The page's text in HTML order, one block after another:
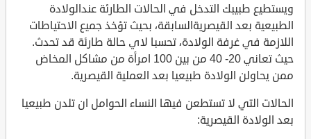
ويستطيع طبيبك التدخل في الحالات الطارئة عندالولادة
الطبيعية بعد القيصريةالسابقة، بحيث تؤخذ جميع الاحتياطات
اللازمة في غرفة الولادة، تحسبا لاي حالة طارئة قد تحدث.
حيث تعاني 20- 40 من بين 100 امرأة من مشاكل المخاض
ممن يحاولن الولادة طبيعيا بعد العملية القيصرية.
الحالات التي لا تستطعن فيها النساء الحوامل ان تلدن طبيعيا
بعد الولادة القيصرية: